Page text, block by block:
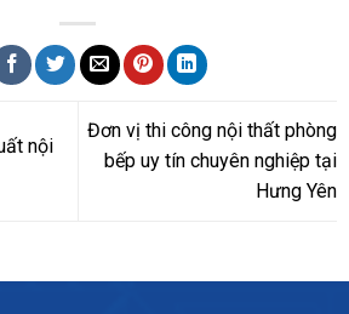
nội
Đơn vị thi công nội thất phòng
bếp uy tín chuyên nghiệp tại
Hưng Yên